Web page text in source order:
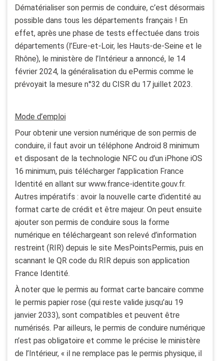
Dématérialiser son permis de conduire, c’est désormais
possible dans tous les départements français ! En
effet, après une phase de tests effectuée dans trois
départements (l’Eure-et-Loir, les Hauts-de-Seine et le
Rhône), le ministère de l’Intérieur a annoncé, le 14
février 2024, la généralisation du ePermis comme le
prévoyait la mesure n°32 du CISR du 17 juillet 2023.
Mode d’emploi
Pour obtenir une version numérique de son permis de
conduire, il faut avoir un téléphone Android 8 minimum
et disposant de la technologie NFC ou d’un iPhone iOS
16 minimum, puis télécharger l’application France
Identité en allant sur www.france-identite.gouv.fr.
Autres impératifs : avoir la nouvelle carte d’identité au
format carte de crédit et être majeur. On peut ensuite
ajouter son permis de conduire sous la forme
numérique en téléchargeant son relevé d’information
restreint (RIR) depuis le site MesPointsPermis, puis en
scannant le QR code du RIR depuis son application
France Identité.
À noter que le permis au format carte bancaire comme
le permis papier rose (qui reste valide jusqu’au 19
janvier 2033), sont compatibles et peuvent être
numérisés. Par ailleurs, le permis de conduire numérique
n’est pas obligatoire et comme le précise le ministère
de l’Intérieur, « il ne remplace pas le permis physique, il